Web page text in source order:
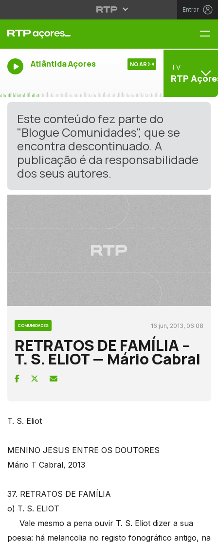
Entrar
Atlântida Açores NO AR TV
RTP
Este conteúdo fez parte do
"Blogue Comunidades", que se
encontra descontinuado. A
publicação é da responsabilidade
dos seus autores.
COMUNIDADES 16 jun, 2013, 06:08
RETRATOS DE FAMÍLIA –
T. S. ELIOT — Mário Cabral
T. S. Eliot
MENINO JESUS ENTRE OS DOUTORES
Mário T Cabral, 2013
37. RETRATOS DE FAMÍLIA
o) T. S. ELIOT
Vale mesmo a pena ouvir T. S. Eliot dizer a sua
poesia: há melancolia no registo fonográfico antigo, na